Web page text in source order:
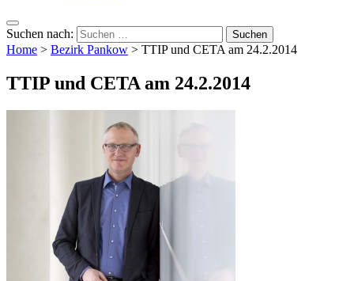
Suchen nach:
Home > Bezirk Pankow > TTIP und CETA am 24.2.2014
TTIP und CETA am 24.2.2014